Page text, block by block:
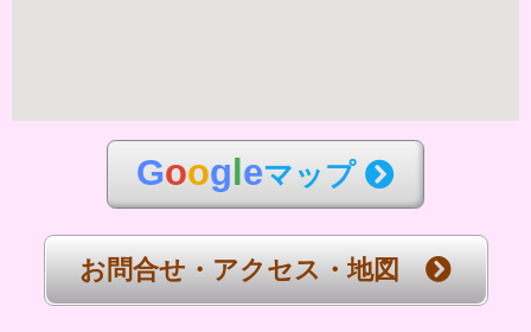
Googleマップ
お問合せ・アクセス・地図